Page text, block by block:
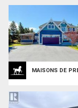
MAISONS DE